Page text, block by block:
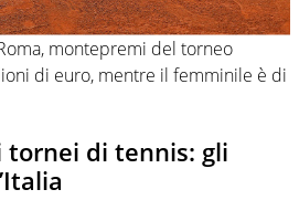
montepremi del torneo
di euro, mentre il femminile è di
di tennis: gli